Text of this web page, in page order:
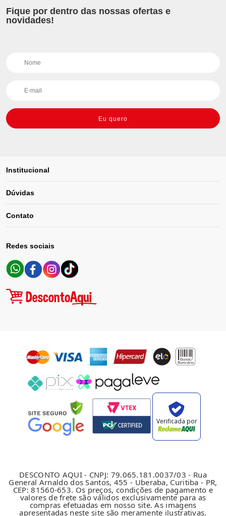
Fique por dentro das nossas ofertas e
novidades!
Eu quero
Institucional
Dúvidas
Contato
Redes sociais
Verificada por
DESCONTO AQUI - CNPJ: 79.065.181.0037/03 - Rua
General Arnaldo dos Santos, 455 - Uberaba, Curitiba - PR,
CEP: 81560-653. Os preços, condições de pagamento e
valores de frete são válidos exclusivamente para as
compras efetuadas em nosso site. As imagens
apresentadas neste site são meramente ilustrativas.